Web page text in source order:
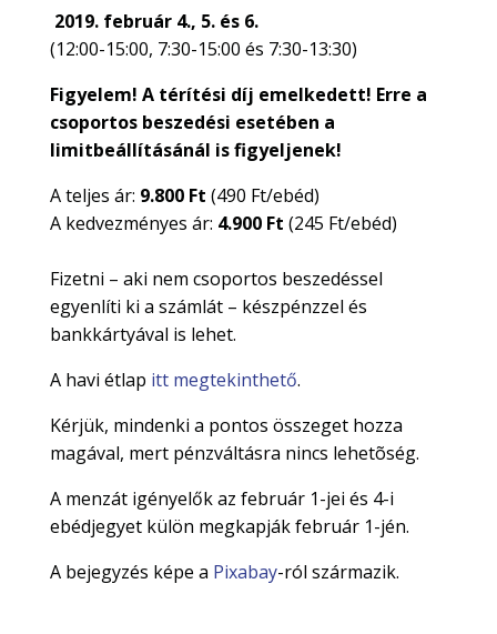
2019. február 4., 5. és 6.
(12:00-15:00, 7:30-15:00 és 7:30-13:30)
Figyelem! A térítési díj emelkedett! Erre a
csoportos beszedési esetében a
limitbeállításánál is figyeljenek!
A teljes ár: 9.800 Ft (490 Ft/ebéd)
A kedvezményes ár: 4.900 Ft (245 Ft/ebéd)
Fizetni – aki nem csoportos beszedéssel
egyenlíti ki a számlát – készpénzzel és
bankkártyával is lehet.
A havi étlap itt megtekinthető.
Kérjük, mindenki a pontos összeget hozza
magával, mert pénzváltásra nincs lehetõség.
A menzát igényelők az február 1-jei és 4-i
ebédjegyet külön megkapják február 1-jén.
A bejegyzés képe a Pixabay-ról származik.